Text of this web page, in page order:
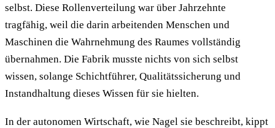
selbst. Diese Rollenverteilung war über Jahrzehnte
tragfähig, weil die darin arbeitenden Menschen und
Maschinen die Wahrnehmung des Raumes vollständig
übernahmen. Die Fabrik musste nichts von sich selbst
wissen, solange Schichtführer, Qualitätssicherung und
Instandhaltung dieses Wissen für sie hielten.
In der autonomen Wirtschaft, wie Nagel sie beschreibt, kippt